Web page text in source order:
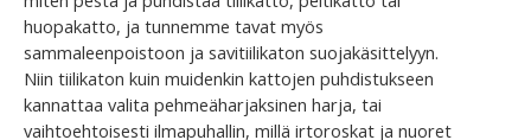
huopakatto, ja tunnemme tavat myös
sammaleenpoistoon ja savitiilikaton suojakäsittelyyn.
Niin tiilikaton kuin muidenkin kattojen puhdistukseen
kannattaa valita pehmeäharjaksinen harja, tai
vaihtoehtoisesti ilmapuhallin, millä irtoroskat ja nuoret